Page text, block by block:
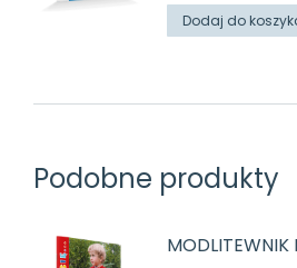
Dodaj do
Podobne produkty
MODLITEWNIK